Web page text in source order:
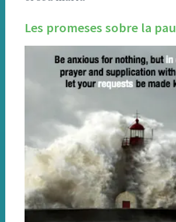
Les promeses sobre la pau